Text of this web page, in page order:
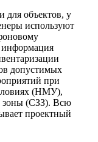
для объектов, у
используют
информация
допустимых
при
(НМУ),
зоны (СЗЗ). Всю
проектный